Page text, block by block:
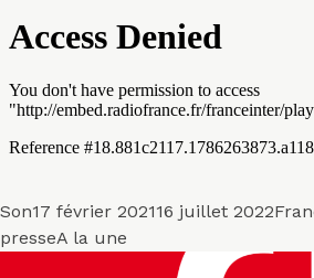
Format
SonPublié
le
17 février 202116 juillet 2022
presseMots-
A la une